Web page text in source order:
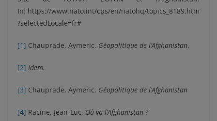
In: https://www.nato.int/cps/en/natohq/topics_8189.htm
?selectedLocale=fr#
[1] Chauprade, Aymeric, Géopolitique de l’Afghanistan.
[2] Idem.
[3] Chauprade, Aymeric, Géopolitique de l’Afghanistan
[4] Racine, Jean-Luc, Où va l’Afghanistan ?